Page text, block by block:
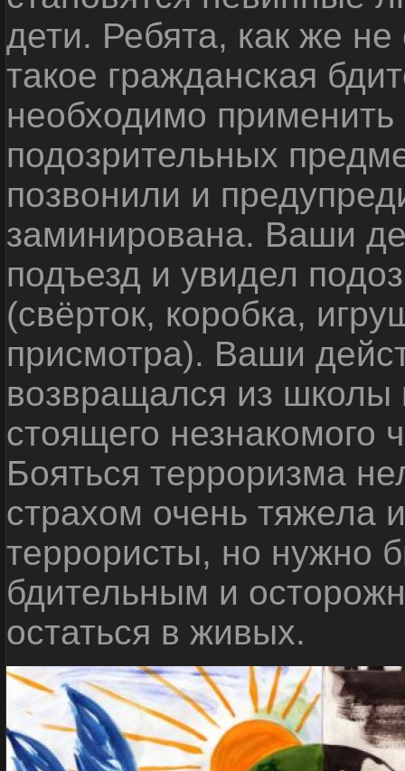
дети. Ребята, как же не
такое гражданская
необходимо
подозрительных
позвонили и
заминирована. Ваши
подъезд и увидел
(свёрток, коробка,
присмотра). Ваши
возвращался из школы
стоящего незнакомого
Бояться терроризма
страхом очень тяжела
террористы, но нужно
бдительным и
остаться в живых.